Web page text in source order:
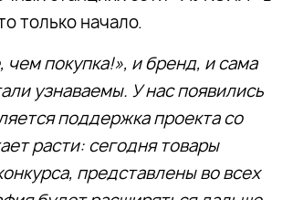
только начало.
покупка!», и бренд, и сама
узнаваемы. У нас появились
поддержка проекта со
расти: сегодня товары
представлены во всех